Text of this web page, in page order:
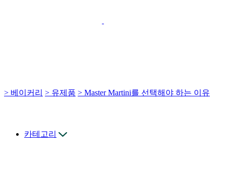
> 베이커리 > 유제품 > Master Martini를 선택해야 하는 이유
카테고리